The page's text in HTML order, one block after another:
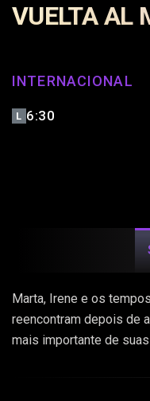
VUELTA AL
INTERNACIONAL
L 6:30
Marta, Irene e os
reencontram depois de
mais importante de